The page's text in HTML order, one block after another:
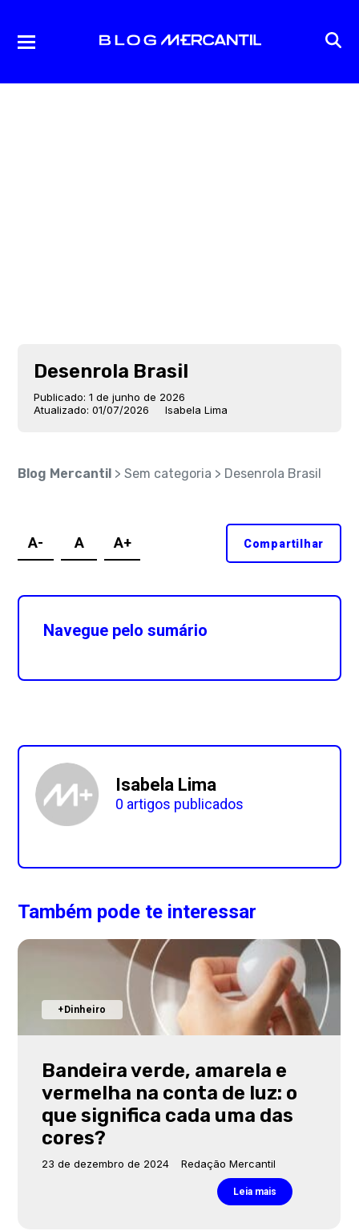
Desenrola Brasil
Publicado: 1 de junho de 2026
Atualizado: 01/07/2026
Isabela Lima
Blog Mercantil > Sem categoria > Desenrola Brasil
Isabela Lima
0 artigos publicados
A- A A+ Compartilhar
Navegue pelo sumário
Também pode te interessar
e
de luz: o
uma das
Mercantil
Antecipação do
Natal 2025: vale a
Entenda tudo no
28 de novembro de 2023